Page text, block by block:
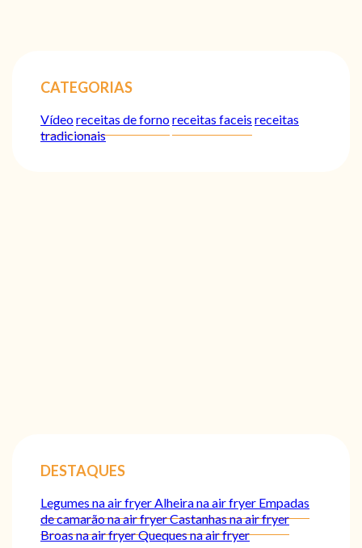
CATEGORIAS
Vídeoreceitas de fornoreceitas faceis receitas
tradicionais
DESTAQUES
Legumes na air fryerAlheira na air fryer Empadas
de camarão na air fryerCastanhas na air fryer
Broas na air fryerQueques na air fryer